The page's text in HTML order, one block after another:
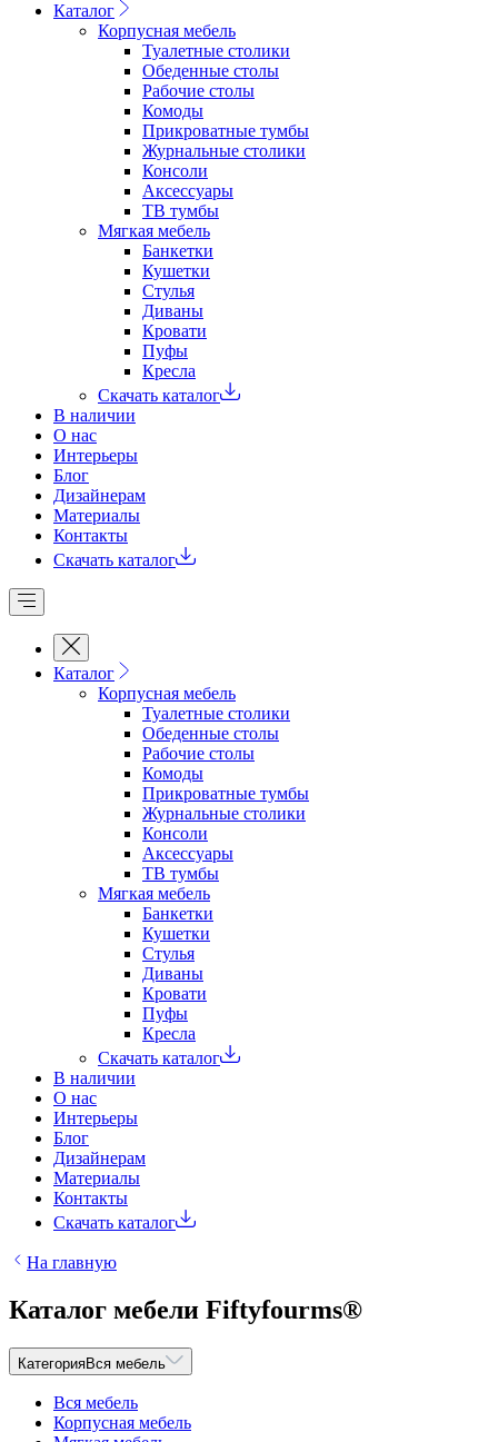
Каталог
Корпусная мебель
Туалетные столики
Обеденные cтолы
Рабочие столы
Комоды
Прикроватные тумбы
Журнальные столики
Консоли
Аксессуары
ТВ тумбы
Мягкая мебель
Банкетки
Кушетки
Стулья
Диваны
Кровати
Пуфы
Кресла
Скачать каталог
В наличии
О нас
Интерьеры
Блог
Дизайнерам
Материалы
Контакты
Скачать каталог
Каталог
Корпусная мебель
Туалетные столики
Обеденные cтолы
Рабочие столы
Комоды
Прикроватные тумбы
Журнальные столики
Консоли
Аксессуары
ТВ тумбы
Мягкая мебель
Банкетки
Кушетки
Стулья
Диваны
Кровати
Пуфы
Кресла
Скачать каталог
В наличии
О нас
Интерьеры
Блог
Дизайнерам
Материалы
Контакты
Скачать каталог
На главную
Каталог мебели Fiftyfourms®
КатегорияВся мебель
Вся мебель
Корпусная мебель